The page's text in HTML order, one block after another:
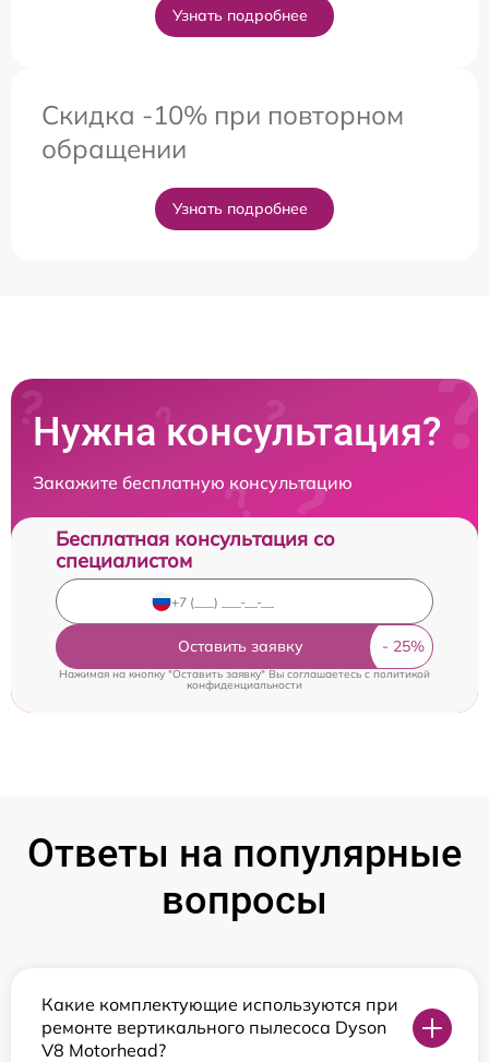
Узнать подробнее
Скидка -10% при повторном
обращении
Узнать подробнее
Нужна консультация?
Закажите бесплатную консультацию
Бесплатная консультация со
специалистом
Оставить заявку
Нажимая на кнопку "Оставить заявку" Вы соглашаетесь cполитикой
конфиденциальности
Ответы на популярные
вопросы
Какие комплектующие используются при
ремонте вертикального пылесоса Dyson
V8 Motorhead?